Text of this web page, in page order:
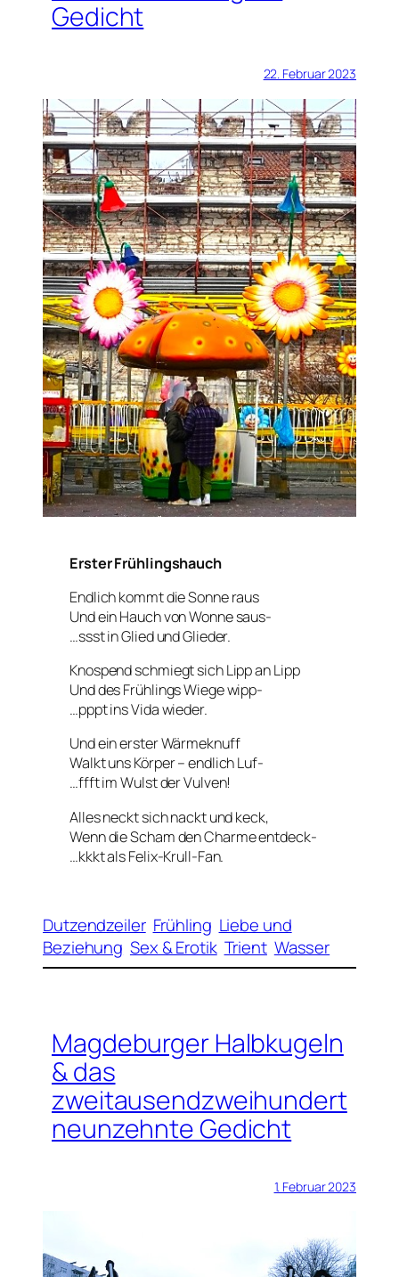
Gedicht
22. Februar 2023
Erster Frühlingshauch
Endlich kommt die Sonne raus
Und ein Hauch von Wonne saus-
…ssst in Glied und Glieder.
Knospend schmiegt sich Lipp an Lipp
Und des Frühlings Wiege wipp-
…pppt ins Vida wieder.
Und ein erster Wärmeknuff
Walkt uns Körper – endlich Luf-
…ffft im Wulst der Vulven!
Alles neckt sich nackt und keck,
Wenn die Scham den Charme entdeck-
…kkkt als Felix-Krull-Fan.
Dutzendzeiler Frühling Liebe und
Beziehung Sex & Erotik Trient Wasser
Magdeburger Halbkugeln
& das
zweitausendzweihundert
neunzehnte Gedicht
1. Februar 2023